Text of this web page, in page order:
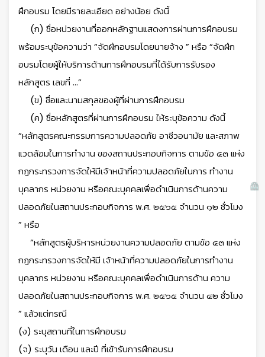
ฝึกอบรม โดยมีรายละเอียด อย่างน้อย ดังนี้
(ก) ชื่อหน่วยงานที่ออกหลักฐานแสดงการผ่านการฝึกอบรม
พร้อมระบุข้อความว่า “จัดฝึกอบรมโดยนายจ้าง ” หรือ “จัดฝึก
อบรมโดยผู้ให้บริการด้านการฝึกอบรมที่ได้รับการรับรอง
หลักสูตร เลขที่ ...”
(ข) ชื่อและนามสกุลของผู้ที่ผ่านการฝึกอบรม
(ค) ชื่อหลักสูตรที่ผ่านการฝึกอบรม ให้ระบุข้อความ ดังนี้
“หลักสูตรคณะกรรมการความปลอดภัย อาชีวอนามัย และสภาพ
แวดล้อมในการทำงาน ของสถานประกอบกิจการ ตามข้อ ๔๓ แห่ง
กฎกระทรวงการจัดให้มีเจ้าหน้าที่ความปลอดภัยในการ ทำงาน
บุคลากร หน่วยงาน หรือคณะบุคคลเพื่อดำเนินการด้านความ
ปลอดภัยในสถานประกอบกิจการ พ.ศ. ๒๕๖๕ จำนวน ๑๒ ชั่วโมง
” หรือ
“หลักสูตรผู้บริหารหน่วยงานความปลอดภัย ตามข้อ ๔๓ แห่ง
กฎกระทรวงการจัดให้มี เจ้าหน้าที่ความปลอดภัยในการทำงาน
บุคลากร หน่วยงาน หรือคณะบุคคลเพื่อดำเนินการด้าน ความ
ปลอดภัยในสถานประกอบกิจการ พ.ศ. ๒๕๖๕ จำนวน ๔๒ ชั่วโมง
” แล้วแต่กรณี
(ง) ระบุสถานที่ในการฝึกอบรม
(จ) ระบุวัน เดือน และปี ที่เข้ารับการฝึกอบรม